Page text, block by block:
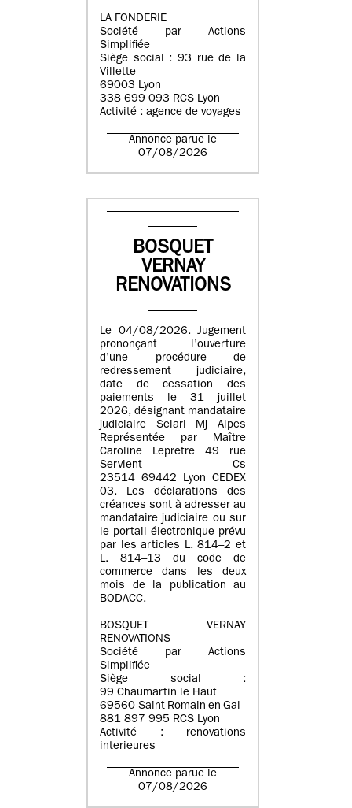
LA FONDERIE
Société par Actions
Simplifiée
Siège social : 93 rue de la
Villette
69003 Lyon
338 699 093 RCS Lyon
Activité : agence de voyages
Annonce parue le
07/08/2026
BOSQUET
VERNAY
RENOVATIONS
Le 04/08/2026. Jugement
prononçant l’ouverture
d’une procédure de
redressement judiciaire,
date de cessation des
paiements le 31 juillet
2026, désignant mandataire
judiciaire Selarl Mj Alpes
Représentée par Maître
Caroline Lepretre 49 rue
Servient Cs
23514 69442 Lyon CEDEX
03. Les déclarations des
créances sont à adresser au
mandataire judiciaire ou sur
le portail électronique prévu
par les articles L. 814–2 et
L. 814–13 du code de
commerce dans les deux
mois de la publication au
BODACC.
BOSQUET VERNAY
RENOVATIONS
Société par Actions
Simplifiée
Siège social :
99 Chaumartin le Haut
69560 Saint-Romain-en-Gal
881 897 995 RCS Lyon
Activité : renovations
interieures
Annonce parue le
07/08/2026